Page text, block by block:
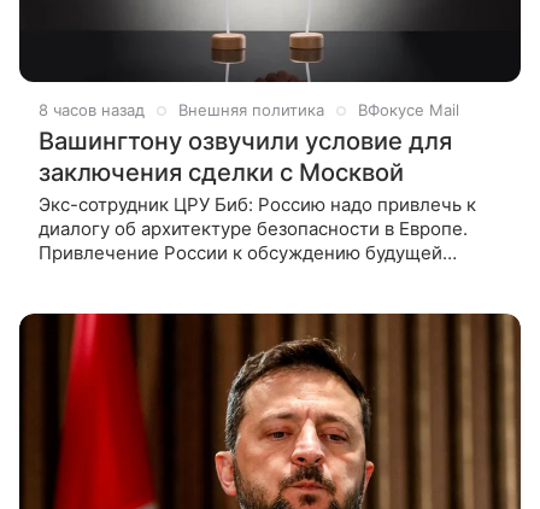
8 часов назад Внешняя политика ВФокусе Mail
Вашингтону озвучили условие для
заключения сделки с Москвой
Экс-сотрудник ЦРУ Биб: Россию надо привлечь к
диалогу об архитектуре безопасности в Европе.
Привлечение России к обсуждению будущей